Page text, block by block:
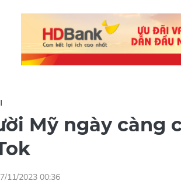
Mỹ ngày càng
11/2023 00:36